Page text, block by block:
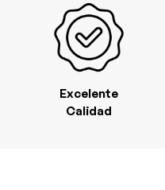
Excelente
Calidad